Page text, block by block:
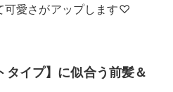
可愛さがアップします♡
タイプ】に似合う前髪＆